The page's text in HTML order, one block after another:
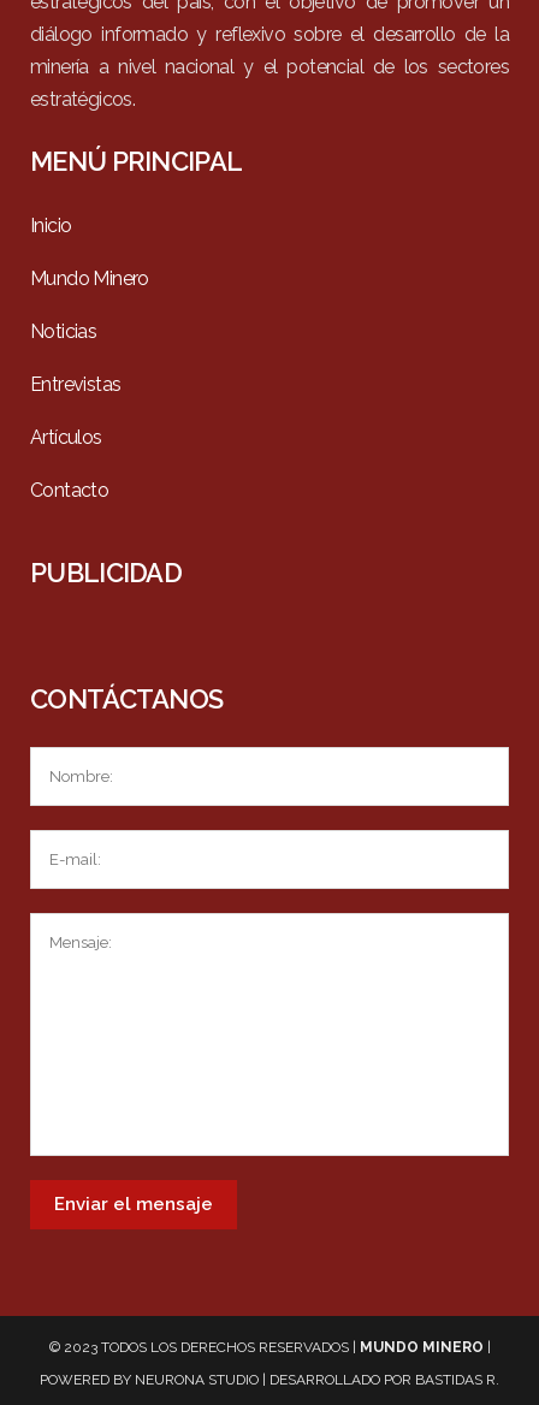
diálogo informado y reflexivo sobre el desarrollo de la
minería a nivel nacional y el potencial de los sectores
estratégicos.
MENÚ PRINCIPAL
Inicio
Mundo Minero
Noticias
Entrevistas
Artículos
Contacto
PUBLICIDAD
CONTÁCTANOS
© 2023 TODOS LOS DERECHOS RESERVADOS | MUNDO MINERO
POWERED BY NEURONA STUDIO | DESARROLLADO POR BASTIDAS R.